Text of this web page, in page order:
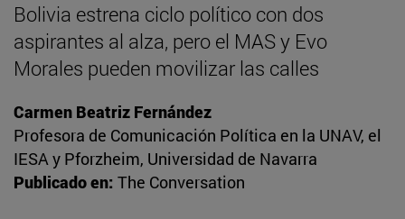
Bolivia estrena ciclo político con dos
aspirantes al alza, pero el MAS y Evo
Morales pueden movilizar las calles
Carmen Beatriz Fernández
Profesora de Comunicación Política en la UNAV, el
IESA y Pforzheim, Universidad de Navarra
Publicado en: The Conversation